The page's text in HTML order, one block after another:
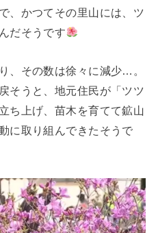
、かつてその里山には、ツ
だそうです
、その数は徐々に減少…。
そうと、地元住民が「ツツ
ち上げ、苗木を育てて鉱山
に取り組んできたそうで